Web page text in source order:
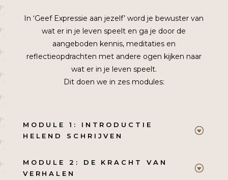
In ‘Geef Expressie aan jezelf’ word je bewuster van
wat er in je leven speelt en ga je door de
aangeboden kennis, meditaties en
reflectieopdrachten met andere ogen kijken naar
wat er in je leven speelt.
Dit doen we in zes modules:
MODULE 1: INTRODUCTIE
HELEND SCHRIJVEN
MODULE 2: DE KRACHT VAN
VERHALEN